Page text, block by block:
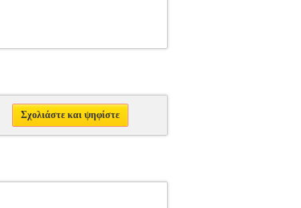
Σχολιάστε και ψηφίστε